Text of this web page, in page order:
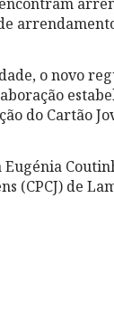
o novo
do Cartão
(CPCJ) de